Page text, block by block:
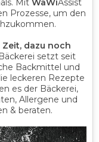
Prozesse, um den
Zeit, dazu noch
setzt seit
Backmittel und
leckeren Rezepte
es der Bäckerei,
Allergene und
& beraten.